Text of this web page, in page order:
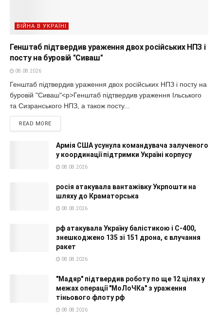
ВІЙНА В УКРАЇНІ
Генштаб підтвердив ураження двох російських НПЗ і
посту на буровій "Сиваш"
08.08.2026
Генштаб підтвердив ураження двох російських НПЗ і посту на
буровій "Сиваш"<p>Генштаб підтвердив ураження Ільського
та Сизранського НПЗ, а також посту...
READ MORE
Армія США усунула командувача залученого
у координації підтримки Україні корпусу
08.08.2026
росія атакувала вантажівку Укрпошти на
шляху до Краматорська
08.08.2026
рф атакувала Україну балістикою і С-400,
знешкоджено 135 зі 151 дрона, є влучання
ракет
08.08.2026
"Мадяр" підтвердив роботу по ще 12 цілях у
межах операції "МоЛоЧКа" з ураження
тіньового флоту рф
08.08.2026